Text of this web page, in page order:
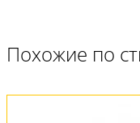
Похожие по